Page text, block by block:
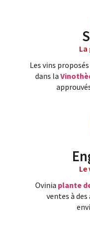
La
Les vins
dans la
Le
Ovinia plante
ventes à